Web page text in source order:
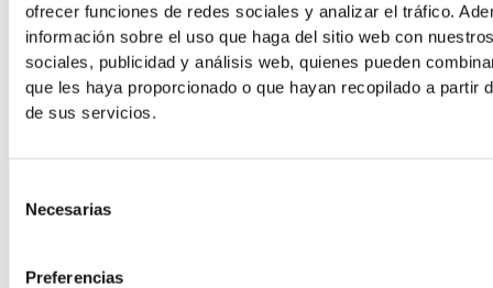
ofrecer funciones de redes sociales y analizar el tráfico.
información sobre el uso que haga del sitio web con
sociales, publicidad y análisis web, quienes pueden
que les haya proporcionado o que hayan recopilado a partir
de sus servicios.
Necesarias
Preferencias
Vimeo